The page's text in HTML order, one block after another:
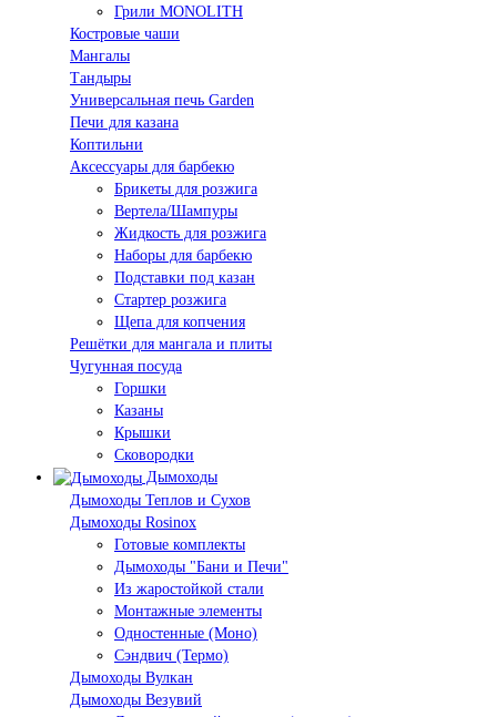
Грили MONOLITH
Костровые чаши
Мангалы
Тандыры
Универсальная печь Garden
Печи для казана
Коптильни
Аксессуары для барбекю
Брикеты для розжига
Вертела/Шампуры
Жидкость для розжига
Наборы для барбекю
Подставки под казан
Стартер розжига
Щепа для копчения
Решётки для мангала и плиты
Чугунная посуда
Горшки
Казаны
Крышки
Сковородки
Дымоходы
Дымоходы Теплов и Сухов
Дымоходы Rosinox
Готовые комплекты
Дымоходы "Бани и Печи"
Из жаростойкой стали
Монтажные элементы
Одностенные (Моно)
Сэндвич (Термо)
Дымоходы Вулкан
Дымоходы Везувий